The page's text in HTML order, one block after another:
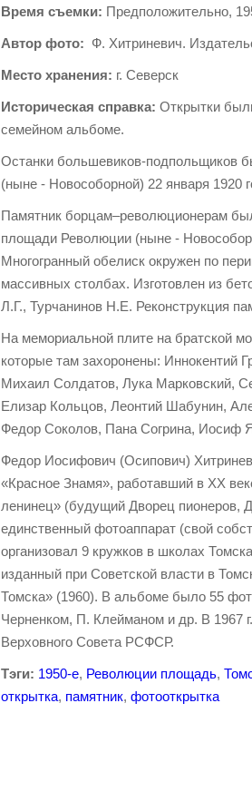
Время съемки: Предположительно,
Автор фото: Ф. Хитриневич.
Место хранения: г. Северск
Историческая справка: Открытки
семейном альбоме.
Останки большевиков-подпольщиков
(ныне - Новособорной) 22 января 1920
Памятник борцам–революционерам
площади Революции (ныне -
Многогранный обелиск окружен по
массивных столбах. Изготовлен из
Л.Г., Турчанинов Н.Е. Реконструкция
На мемориальной плите на братской
которые там захоронены: Иннокентий
Михаил Солдатов, Лука Марковский,
Елизар Кольцов, Леонтий Шабунин,
Федор Соколов, Пана Согрина, Иосиф
Федор Иосифович (Осипович)
«Красное Знамя», работавший в ХХ
ленинец» (будущий Дворец пионеров,
единственный фотоаппарат (свой
организовал 9 кружков в школах
изданный при Советской власти в
Томска» (1960). В альбоме было 55
Черненком, П. Клейманом и др. В 1967
Верховного Совета РСФСР.
Тэги: 1950-е, Революции площадь,
открытка, памятник, фотооткрытка